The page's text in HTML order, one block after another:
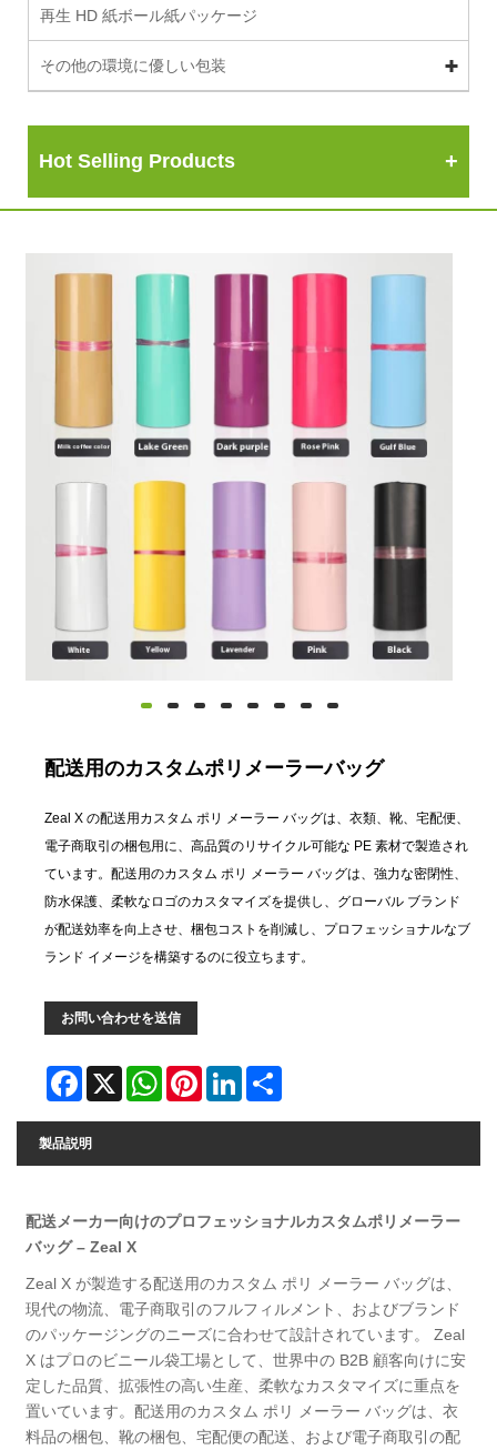
再生 HD 紙ボール紙パッケージ
その他の環境に優しい包装
Hot Selling Products
配送用のカスタムポリメーラーバッグ
Zeal X の配送用カスタム ポリ メーラー バッグは、衣類、靴、宅配便、
電子商取引の梱包用に、高品質のリサイクル可能な PE 素材で製造され
ています。配送用のカスタム ポリ メーラー バッグは、強力な密閉性、
防水保護、柔軟なロゴのカスタマイズを提供し、グローバル ブランド
が配送効率を向上させ、梱包コストを削減し、プロフェッショナルなブ
ランド イメージを構築するのに役立ちます。
お問い合わせを送信
Facebook
X WhatsAppPinterestLinkedIn
製品説明
配送メーカー向けのプロフェッショナルカスタムポリメーラー
バッグ – Zeal X
Zeal X が製造する配送用のカスタム ポリ メーラー バッグは、
現代の物流、電子商取引のフルフィルメント、およびブランド
のパッケージングのニーズに合わせて設計されています。 Zeal
X はプロのビニール袋工場として、世界中の B2B 顧客向けに安
定した品質、拡張性の高い生産、柔軟なカスタマイズに重点を
置いています。配送用のカスタム ポリ メーラー バッグは、衣
料品の梱包、靴の梱包、宅配便の配送、および電子商取引の配